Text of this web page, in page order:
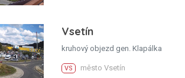
Vsetín
kruhový objezd gen. Klapálka
VS město Vsetín